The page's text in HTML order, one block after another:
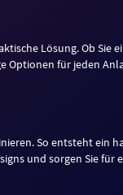
Lösung. Ob Sie
für jeden
So entsteht ein
und sorgen Sie für